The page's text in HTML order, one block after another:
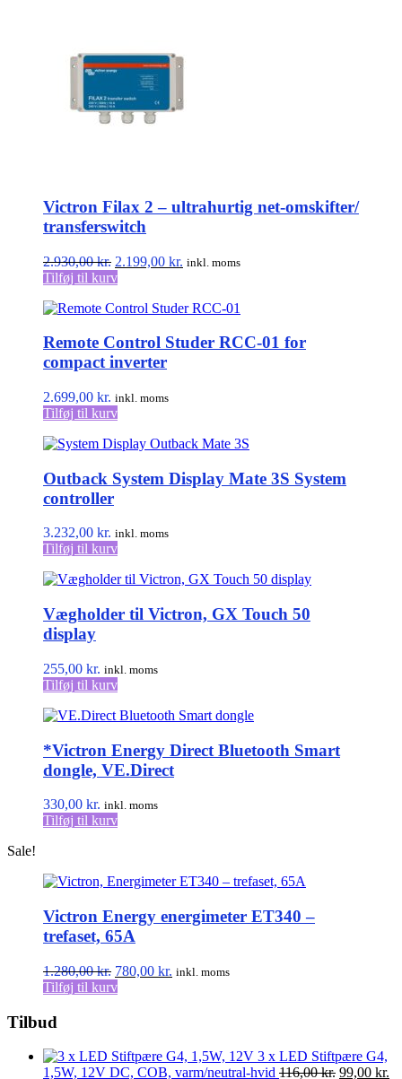
Victron Filax 2 – ultrahurtig net-omskifter/
transferswitch
2.930,00kr. Den
oprindelige
var:
2.199,00 kr. Den
er:
inkl. moms
Tilføj til kurv
Remote Control Studer RCC-01 for
compact inverter
2.699,00 kr. inkl. moms
Tilføj til kurv
Outback System Display Mate 3S System
controller
3.232,00 kr. inkl. moms
Tilføj til kurv
Vægholder til Victron, GX Touch 50
display
255,00 kr. inkl. moms
Tilføj til kurv
*Victron Energy Direct Bluetooth Smart
dongle, VE.Direct
330,00 kr. inkl. moms
Tilføj til kurv
Sale!
Victron Energy energimeter ET340 –
trefaset, 65A
1.280,00kr. Den
oprindelige
780,00 kr. Den
inkl. moms
Tilføj til kurv
Tilbud
3 x LED Stiftpære G4,
1,5W, 12V DC, COB, varm/neutral-hvid 116,00kr. Den
99,00 kr.